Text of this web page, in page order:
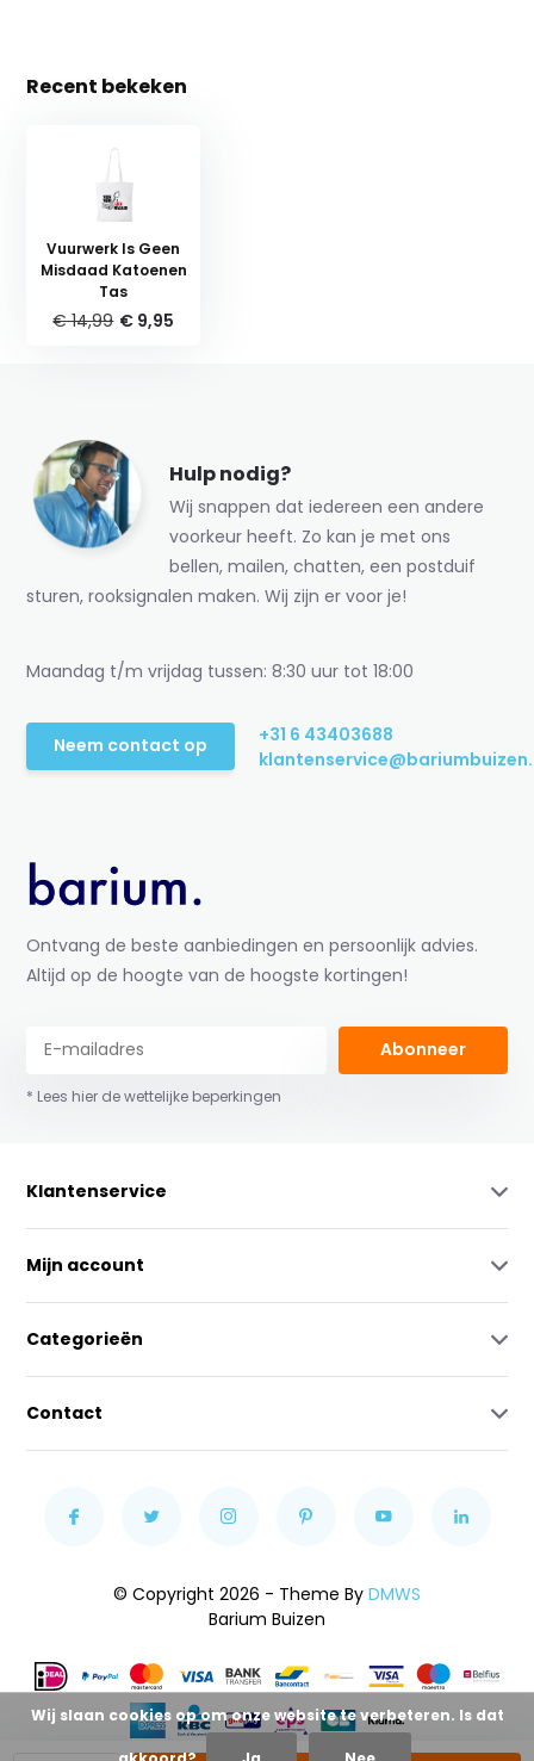
Recent bekeken
Vuurwerk Is Geen
Misdaad Katoenen
Tas
€ 14,99 € 9,95
Hulp nodig?
Wij snappen dat iedereen een andere
voorkeur heeft. Zo kan je met ons
bellen, mailen, chatten, een postduif
sturen, rooksignalen maken. Wij zijn er voor je!
Maandag t/m vrijdag tussen: 8:30 uur tot 18:00
Neem contact op
+31 6 43403688
Ontvang de beste aanbiedingen en persoonlijk advies.
Altijd op de hoogte van de hoogste kortingen!
Abonneer
* Lees hier de wettelijke beperkingen
Klantenservice
Mijn account
Categorieën
Contact
© Copyright 2026 - Theme By DMWS
Barium Buizen
Wij slaan cookies op om onze website te verbeteren. Is dat